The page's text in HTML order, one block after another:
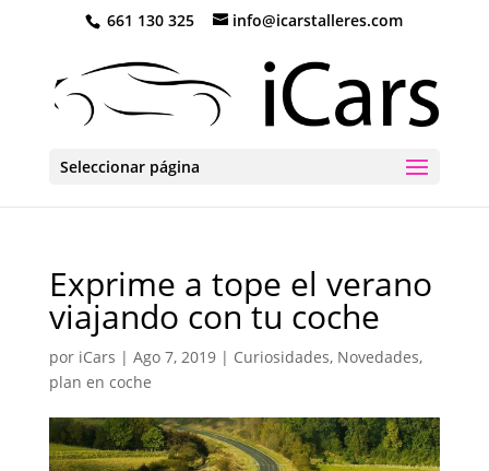
661 130 325 info@icarstalleres.com
Seleccionar página
Exprime a tope el verano
viajando con tu coche
por iCars | Ago 7, 2019| Curiosidades, Novedades,
plan en coche